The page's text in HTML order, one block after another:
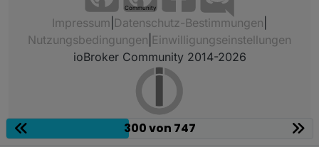
Community
Impressum Datenschutz-Bestimmungen
Nutzungsbedingungen Einwilligungseinstellungen
ioBroker Community 2014-2026
300 von 747